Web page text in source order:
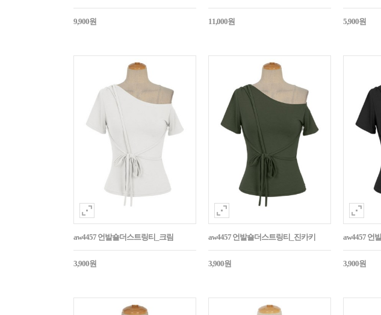
9,900원 11,000원 5,900원
aw4457 언발숄더스트링티_크림
3,900원
aw4457 언발숄더스트링티_진카키
3,900원
aw4457 언
3,900원